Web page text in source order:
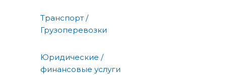
Транспорт /
Грузоперевозки
Юридические /
финансовые услуги